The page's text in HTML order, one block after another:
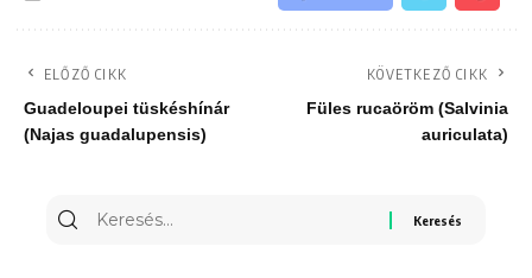
ELŐZŐ CIKK
Guadeloupei tüskéshínár
(Najas guadalupensis)
KÖVETKEZŐ CIKK
Füles rucaöröm (Salvinia
auriculata)
Keresés